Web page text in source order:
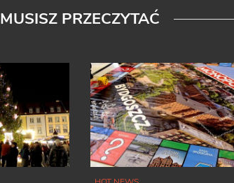
MUSISZ PRZECZYTAĆ